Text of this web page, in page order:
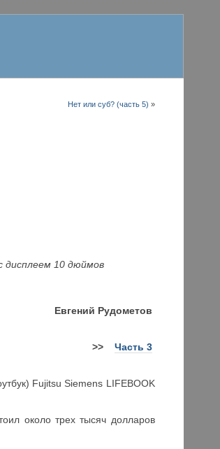
Нет или суб? (часть 5) »
дисплеем 10 дюймов
Евгений Рудометов
>> Часть 3
Fujitsu Siemens LIFEBOOK
около трех тысяч долларов